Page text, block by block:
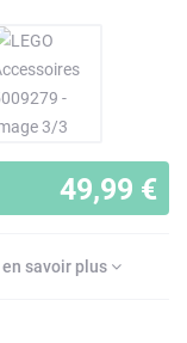
49,99 €
en savoir plus